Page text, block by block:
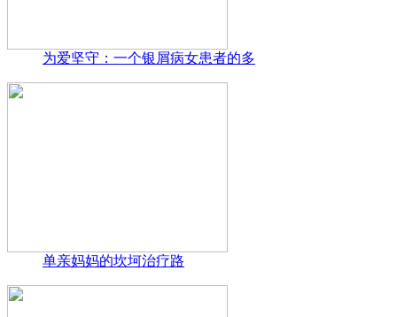
为爱坚守：一个银屑病女患者的多
单亲妈妈的坎坷治疗路